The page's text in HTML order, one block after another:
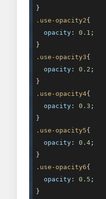
.use-opacity2{
opacity: 0.1 ;
.use-opacity3{
opacity: 0.2 ;
.use-opacity4{
opacity: 0.3 ;
.use-opacity5{
opacity: 0.4;
.use-opacity6{
opacity: 0.5 ;